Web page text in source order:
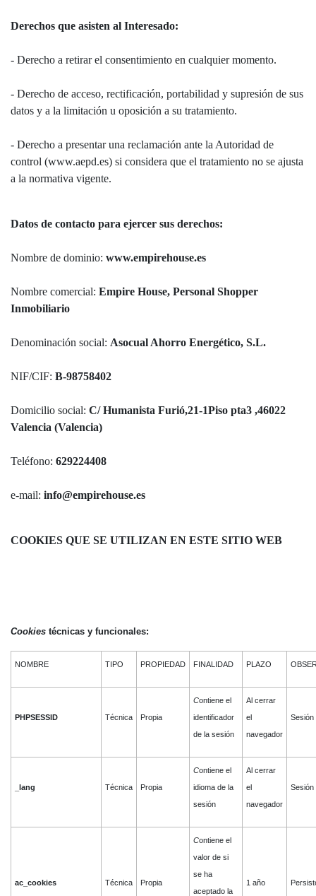
Derechos que asisten al Interesado:
- Derecho a retirar el consentimiento en cualquier momento.
- Derecho de acceso, rectificación, portabilidad y supresión de sus
datos y a la limitación u oposición a su tratamiento.
- Derecho a presentar una reclamación ante la Autoridad de
control (www.aepd.es) si considera que el tratamiento no se ajusta
a la normativa vigente.
Datos de contacto para ejercer sus derechos:
Nombre de dominio: www.empirehouse.es
Nombre comercial: Empire House, Personal Shopper
Inmobiliario
Denominación social: Asocual Ahorro Energético, S.L.
NIF/CIF: B-98758402
Domicilio social: C/ Humanista Furió,21-1Piso pta3 ,46022
Valencia (Valencia)
Teléfono: 629224408
e-mail: info@empirehouse.es
COOKIES QUE SE UTILIZAN EN ESTE SITIO WEB
Cookies técnicas y funcionales:
NOMBRE TIPO PROPIEDAD FINALIDAD PLAZO
PHPSESSID Técnica Propia
Contiene el
identificador
de la sesión
Al cerrar
el
navegador
Sesión
_lang Técnica Propia
Contiene el
idioma de la
sesión
Al cerrar
el
navegador
Sesión
ac_cookies Técnica Propia
Contiene el
valor de si
se ha
aceptado la
1 año